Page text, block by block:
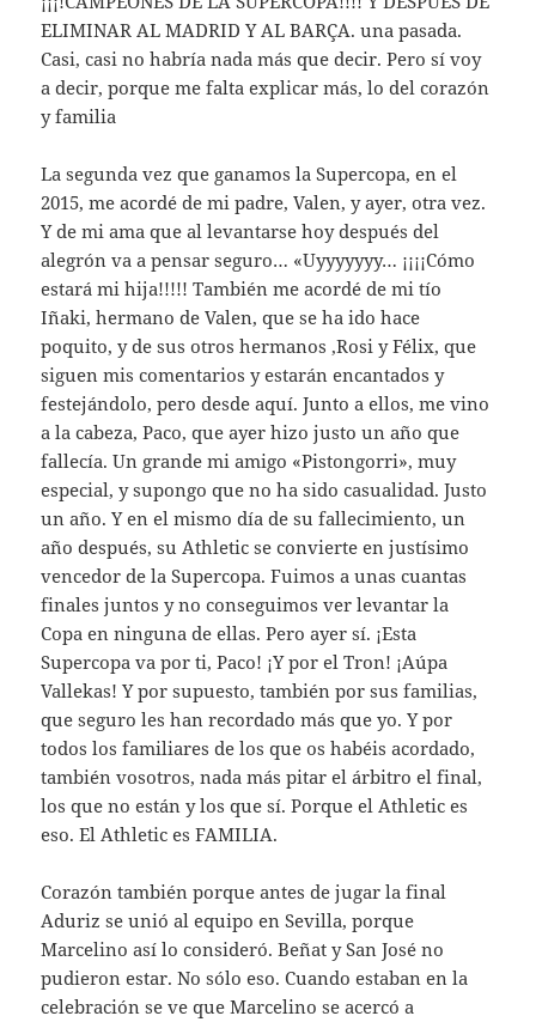
ELIMINAR AL MADRID Y AL BARÇA. una pasada.
Casi, casi no habría nada más que decir. Pero sí voy
a decir, porque me falta explicar más, lo del corazón
y familia
La segunda vez que ganamos la Supercopa, en el
2015, me acordé de mi padre, Valen, y ayer, otra vez.
Y de mi ama que al levantarse hoy después del
alegrón va a pensar seguro… «Uyyyyyyy… ¡¡¡¡Cómo
estará mi hija!!!!! También me acordé de mi tío
Iñaki, hermano de Valen, que se ha ido hace
poquito, y de sus otros hermanos ,Rosi y Félix, que
siguen mis comentarios y estarán encantados y
festejándolo, pero desde aquí. Junto a ellos, me vino
a la cabeza, Paco, que ayer hizo justo un año que
fallecía. Un grande mi amigo «Pistongorri», muy
especial, y supongo que no ha sido casualidad. Justo
un año. Y en el mismo día de su fallecimiento, un
año después, su Athletic se convierte en justísimo
vencedor de la Supercopa. Fuimos a unas cuantas
finales juntos y no conseguimos ver levantar la
Copa en ninguna de ellas. Pero ayer sí. ¡Esta
Supercopa va por ti, Paco! ¡Y por el Tron! ¡Aúpa
Vallekas! Y por supuesto, también por sus familias,
que seguro les han recordado más que yo. Y por
todos los familiares de los que os habéis acordado,
también vosotros, nada más pitar el árbitro el final,
los que no están y los que sí. Porque el Athletic es
eso. El Athletic es FAMILIA.
Corazón también porque antes de jugar la final
Aduriz se unió al equipo en Sevilla, porque
Marcelino así lo consideró. Beñat y San José no
pudieron estar. No sólo eso. Cuando estaban en la
celebración se ve que Marcelino se acercó a